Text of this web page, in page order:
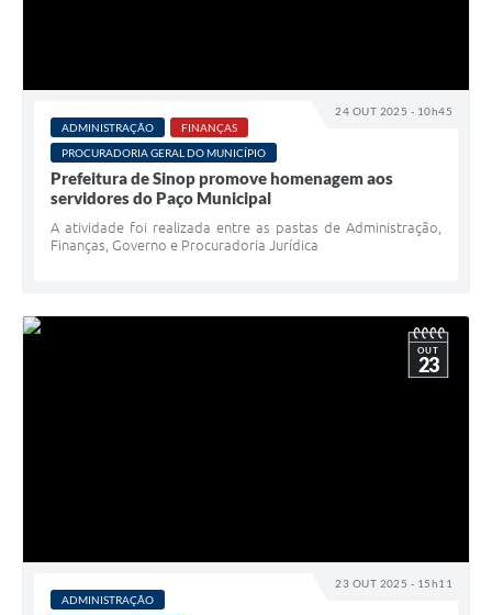
24 OUT 2025 - 10h45
ADMINISTRAÇÃO
FINANÇAS
PROCURADORIA GERAL DO MUNICÍPIO
Prefeitura de Sinop promove homenagem aos
servidores do Paço Municipal
A atividade foi realizada entre as pastas de Administração,
Finanças, Governo e Procuradoria Jurídica
23 OUT 2025 - 15h11
OUT
23
ADMINISTRAÇÃO